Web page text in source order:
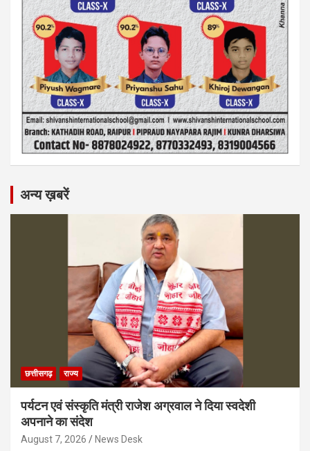
अन्य ख़बरें
छत्तीसगढ़ राज्य
पर्यटन एवं संस्कृति मंत्री राजेश अग्रवाल ने दिया स्वदेशी
अपनाने का संदेश
August 7, 2026 News Desk